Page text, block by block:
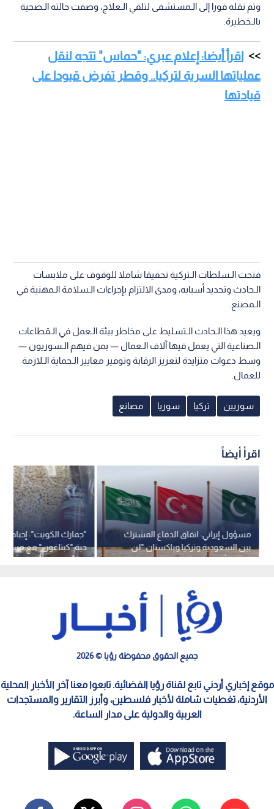
وتم نقله فورا إلى الـمستشفى لتلقي الـعلاج، وصفت حالته الـصحية
بالـخطيرة.
اقرأ أيضا: إعلام عبري: "حماس" تتجه لنقل
عملياتها السرية لتركيا.. وقطر تفرض قيودا على
قيادتها
فتحت الـسلطات الـتركية تحقيقا شاملا للوقوف على ملابسات
الـحادث وتحديد أسبابه، ومدى الالتزام بإجراءات الـسلامة الـمهنية في
الـمصنع.
ويعيد هذا الـحادث الـتسليط على مخاطر بيئة الـعمل في الـقطاعات
الـصناعية التي يعمل فيها آلاف الـعمال — بمن فيهم الـسوريون —
وسط دعوات متزايدة لتعزيز الرقابة وتوفير معايير الـحماية الـلازمة
للعمال.
سوريين تركيا سوريا مصانع
اقرأ أيضاً
حبة "كبتاغون" مع
سورية
مسؤول إيراني: اتفاق الدفاع المشترك
بين السعودية وتركيا وباكستان "لن
يضمن أمنها"
جميع الحقوق محفوظة رؤيا © 2026
موقع إخباري أردني تابع لقناة رؤيا الفضائية. تابعوا معنا آخر الأخبار المحلية
الأردنية، تغطيات شاملة لأخبار فلسطين، وأبرز التقارير والمستجدات
العربية والدولية على مدار الساعة.